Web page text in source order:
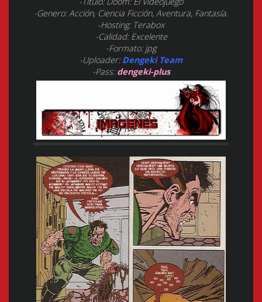
-Genero: Acción, Ciencia Ficción, Aventura, Fantasía.
-Hosting: Terabox
-Calidad: Excelente
-Formato: jpg
-Uploader: Dengeki Team
-Pass: dengeki-plus